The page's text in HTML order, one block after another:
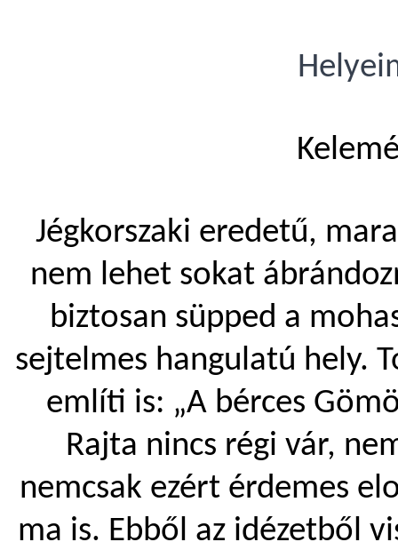
Jégkorszaki eredetű,
nem lehet sokat
biztosan süpped a
sejtelmes hangulatú hely.
említi is: „A bérces
Rajta nincs régi vár,
nemcsak ezért érdemes
ma is. Ebből az idézetből